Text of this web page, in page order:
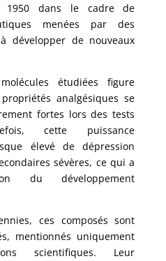
1950 dans le cadre de
menées par des
développer de nouveaux
étudiées figure
analgésiques se
fortes lors des tests
cette puissance
élevé de dépression
sévères, ce qui a
du développement
ces composés sont
mentionnés uniquement
scientifiques. Leur